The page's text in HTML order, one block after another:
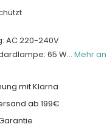
AC 220-240V
65 W...Mehr
mit Klarna
ab 199€